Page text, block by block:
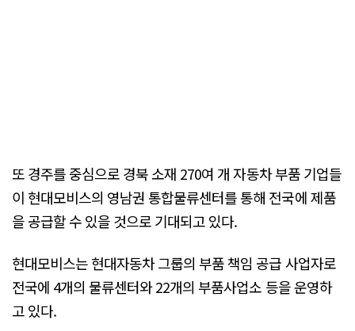
또 경주를 중심으로 경북 소재 270여 개 자동차 부품 기업들
이 현대모비스의 영남권 통합물류센터를 통해 전국에 제품
을 공급할 수 있을 것으로 기대되고 있다.
현대모비스는 현대자동차 그룹의 부품 책임 공급 사업자로
전국에 4개의 물류센터와 22개의 부품사업소 등을 운영하
고 있다.